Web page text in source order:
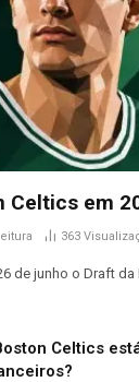
Celtics em
363
de junho o Draft da
Celtics